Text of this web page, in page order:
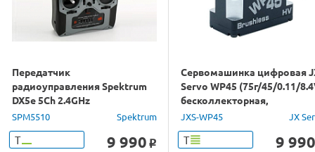
Передатчик
радиоуправления Spektrum
DX5e 5Ch 2.4GHz
SPM5510 Spektrum
Т 9 990 o
Сервомашинка цифровая
Servo WP45 (75г/45/0.11/
бесколлекторная,
влагозащищенная
JXS-WP45 JX
Т 9 990